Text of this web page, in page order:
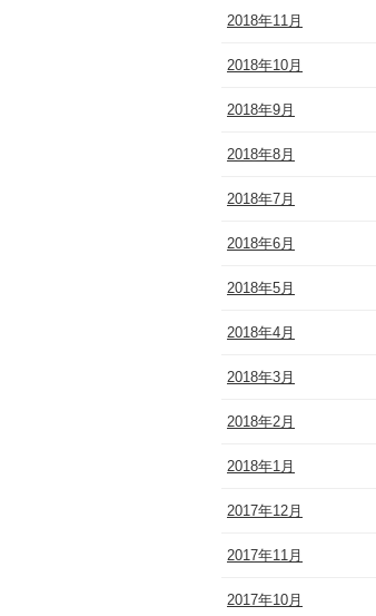
2018年11月
2018年10月
2018年9月
2018年8月
2018年7月
2018年6月
2018年5月
2018年4月
2018年3月
2018年2月
2018年1月
2017年12月
2017年11月
2017年10月